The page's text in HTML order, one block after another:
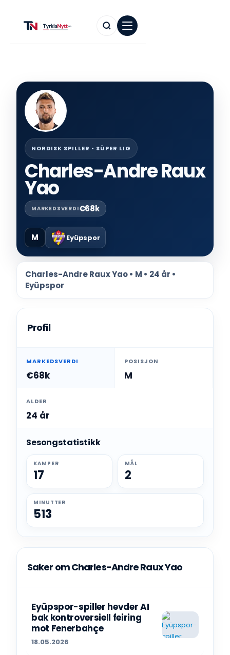
NORDISK SPILLER • SÜPER LIG
Charles-Andre Raux
Yao
MARKEDSVERDI€68k
M Eyüpspor
Charles-Andre Raux Yao • M • 24 år •
Eyüpspor
Profil
MARKEDSVERDI
€68k
POSISJON
M
ALDER
24 år
Sesongstatistikk
KAMPER
17
MÅL
2
MINUTTER
513
Saker om Charles-Andre Raux Yao
Eyüpspor-spiller hevder AI
bak kontroversiell feiring
mot Fenerbahçe
18.05.2026